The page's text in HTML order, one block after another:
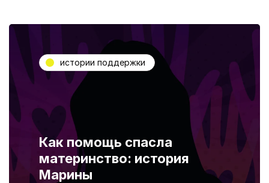
истории поддержки
Как помощь спасла
материнство: история
Марины